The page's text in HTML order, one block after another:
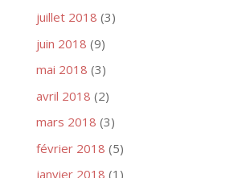
juillet 2018 (3)
juin 2018 (9)
mai 2018 (3)
avril 2018 (2)
mars 2018 (3)
février 2018 (5)
janvier 2018 (1)